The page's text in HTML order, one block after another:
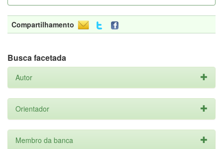
Compartilhamento
Busca facetada
Autor
Orientador
Membro da banca